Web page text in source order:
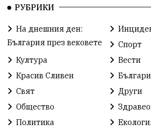
ИвелинМихайлов
Празник ГражданскоОбщество
РадостинВасилев ЛекаАтлетика
ХристоИлиев
БългарскиСпорт
ОбщественИнтерес земеделие
РУБРИКИ
На днешния ден:
България през вековете
Спорт
Култура
Вести
Красив Сливен
Свят
Други
Общество
Политика